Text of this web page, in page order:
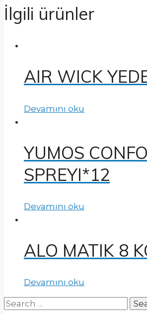
İlgili ürünler
AIR WICK
Devamını oku
YUMOS
SPREYI*12
Devamını oku
ALO MATIK 8
Devamını oku
Search